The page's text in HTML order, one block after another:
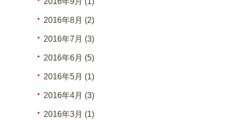
2016年8月 (2)
2016年7月 (3)
2016年6月 (5)
2016年5月 (1)
2016年4月 (3)
2016年3月 (1)